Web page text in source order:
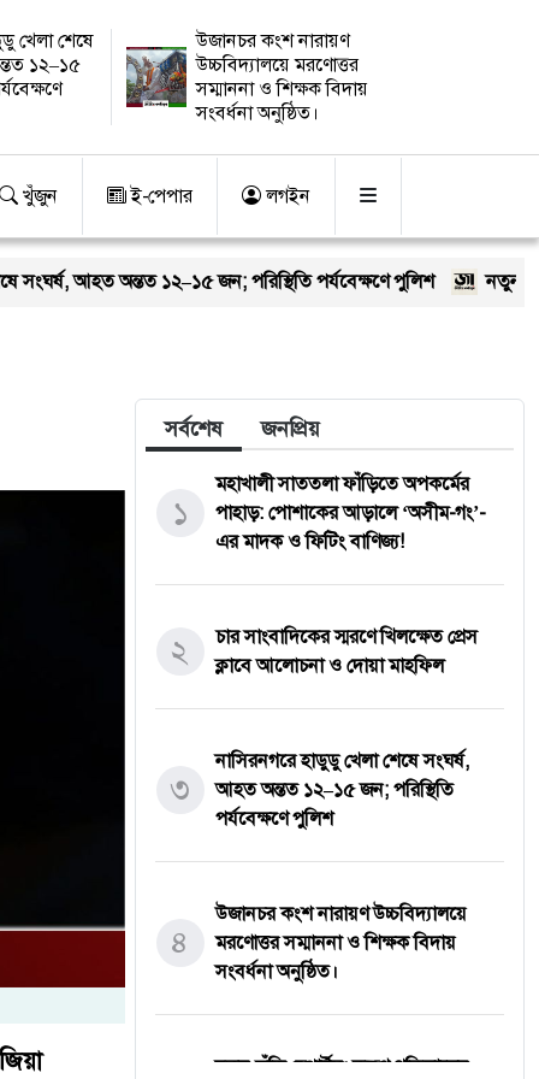
খেলা শেষে
১২–১৫
উজানচর কংশ নারায়ণ
উচ্চবিদ্যালয়ে মরণোত্তর
সম্মাননা ও শিক্ষক বিদায়
সংবর্ধনা অনুষ্ঠিত।
খুঁজুন ই-পেপার লগইন
১২–১৫ জন; পরিস্থিতি পর্যবেক্ষণে পুলিশ নতুন কুঁড়ি স্পোর্টস: তরুণ
সর্বশেষ জনপ্রিয়
১
মহাখালী সাততলা ফাঁড়িতে অপকর্মের
পাহাড়: পোশাকের আড়ালে ‘অসীম-গং’-
এর মাদক ও ফিটিং বাণিজ্য!
২
চার সাংবাদিকের স্মরণে খিলক্ষেত প্রেস
ক্লাবে আলোচনা ও দোয়া মাহফিল
৩
নাসিরনগরে হাডুডু খেলা শেষে সংঘর্ষ,
আহত অন্তত ১২–১৫ জন; পরিস্থিতি
পর্যবেক্ষণে পুলিশ
৪
উজানচর কংশ নারায়ণ উচ্চবিদ্যালয়ে
মরণোত্তর সম্মাননা ও শিক্ষক বিদায়
সংবর্ধনা অনুষ্ঠিত।
নতুন কুঁড়ি স্পোর্টস: তরুণ প্রতিভাদের